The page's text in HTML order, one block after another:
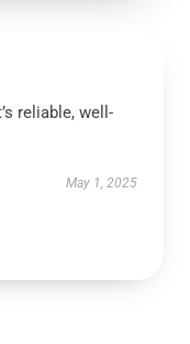
reliable, well-
May 1, 2025